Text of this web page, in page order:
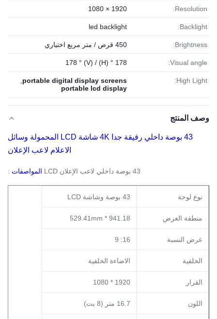
Resolution:
1920 × 1080
Backlight:
led backlight
Brightness: 450 قرص / متر مربع اختياري
Visual angle:
178 ° (H) / 178 ° (V)
High Light:
portable digital display screens
portable lcd display
وصف المنتج
43 بوصة داخلي رقيقة جدا 4K شاشة LCD المحمولة وسائل
الاعلام لاعب الإعلان
43 بوصة داخلي لاعب الإعلان LCD المواصفات :
نوع لوحة 43 بوصة وشاشة LCD
منطقة العرض 941.18 * 529.41mm
عرض النسبة 16: 9
الخلفية الاضاءة الخلفية
القرار 1920 * 1080
اللون 16.7 متر (8 بت)